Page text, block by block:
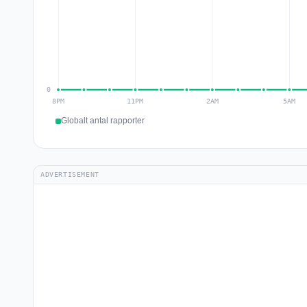
Globalt antal rapporter
ADVERTISEMENT